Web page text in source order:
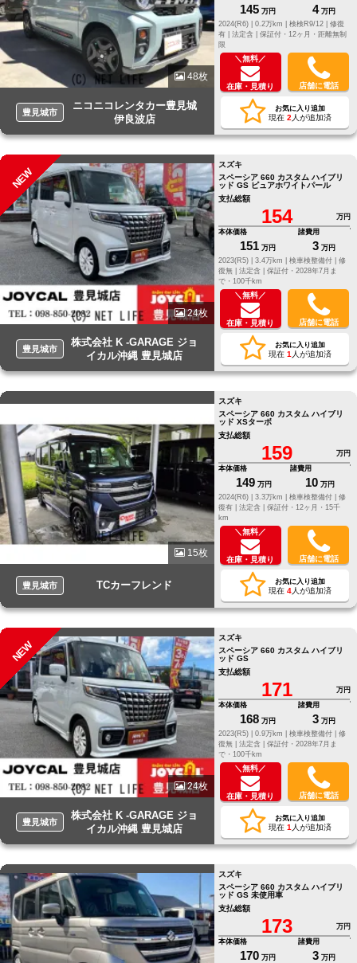
48枚
豊見城市
ニコニコレンタカー豊見城
伊良波店
145 万円 4 万円
2024(R6) |
0.2万km | 検検R9/12 | 修復
有 | 法定含 | 保証付・12ヶ月・距離無制
限
＼無料／
在庫・見積り 店舗に電話
お気に入り追加
現在 2 人が追加済
NEW
24枚
豊見城市
株式会社 K -GARAGE ジョ
イカル沖縄 豊見城店
スズキ
スペーシア 660 カスタム ハイブリ
ッド GS ピュアホワイトパール
支払総額
154
万円
本体価格
151 万円
諸費用
3 万円
2023(R5) |
3.4万km | 検車検整備付 | 修
復無 | 法定含 | 保証付・2028年7月ま
で・100千km
＼無料／
在庫・見積り 店舗に電話
お気に入り追加
現在 1 人が追加済
15枚
豊見城市 TCカーフレンド
スズキ
スペーシア 660 カスタム ハイブリ
ッド XSターボ
支払総額
159
万円
本体価格
149 万円
諸費用
10 万円
2024(R6) |
3.3万km | 検車検整備付 | 修
復有 | 法定含 | 保証付・12ヶ月・15千
km
＼無料／
在庫・見積り 店舗に電話
お気に入り追加
現在 4人が追加済
NEW
24枚
豊見城市
株式会社 K -GARAGE ジョ
イカル沖縄 豊見城店
スズキ
スペーシア 660 カスタム ハイブリ
ッド GS
支払総額
171
万円
本体価格
168 万円
諸費用
3 万円
2023(R5) |
0.9万km | 検車検整備付 | 修
復無 | 法定含 | 保証付・2028年7月ま
で・100千km
＼無料／
在庫・見積り 店舗に電話
お気に入り追加
現在 1 人が追加済
スズキ
スペーシア 660 カスタム ハイブリ
ッド GS 未使用車
支払総額
173
万円
本体価格
170 万円
諸費用
3 万円